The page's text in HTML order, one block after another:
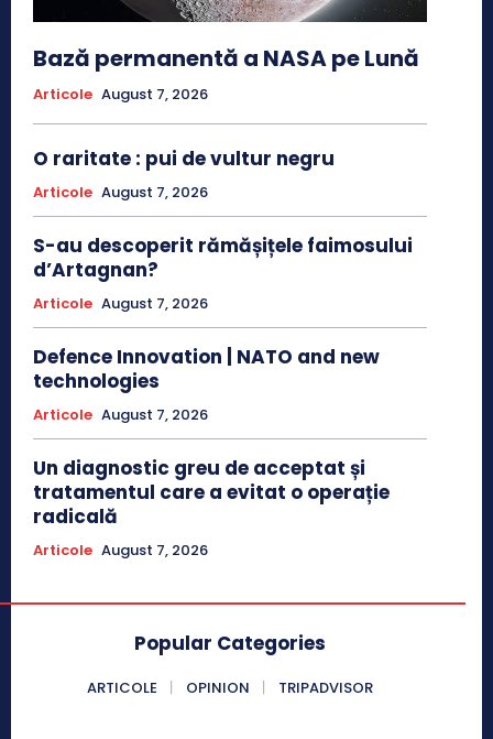
Bază permanentă a NASA pe Lună
Articole August 7, 2026
O raritate : pui de vultur negru
Articole August 7, 2026
S-au descoperit rămășițele faimosului
d’Artagnan?
Articole August 7, 2026
Defence Innovation | NATO and new
technologies
Articole August 7, 2026
Un diagnostic greu de acceptat și
tratamentul care a evitat o operație
radicală
Articole August 7, 2026
Popular Categories
ARTICOLE OPINION TRIPADVISOR